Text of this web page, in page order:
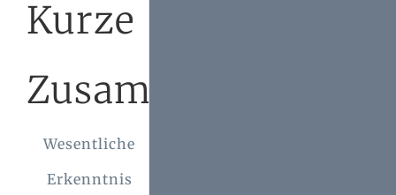
Kurze
Zusammenfassung
Wesentliche
Erkenntnis